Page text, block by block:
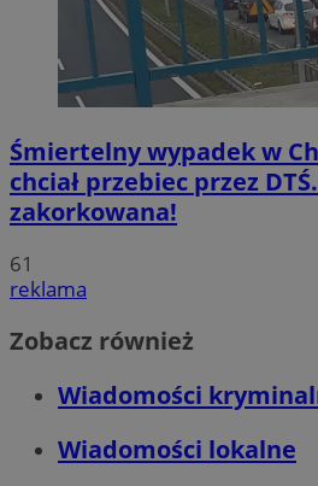
Śmiertelny wypadek w
chciał przebiec przez
zakorkowana!
61
reklama
Zobacz również
Wiadomości
Wiadomości lokalne